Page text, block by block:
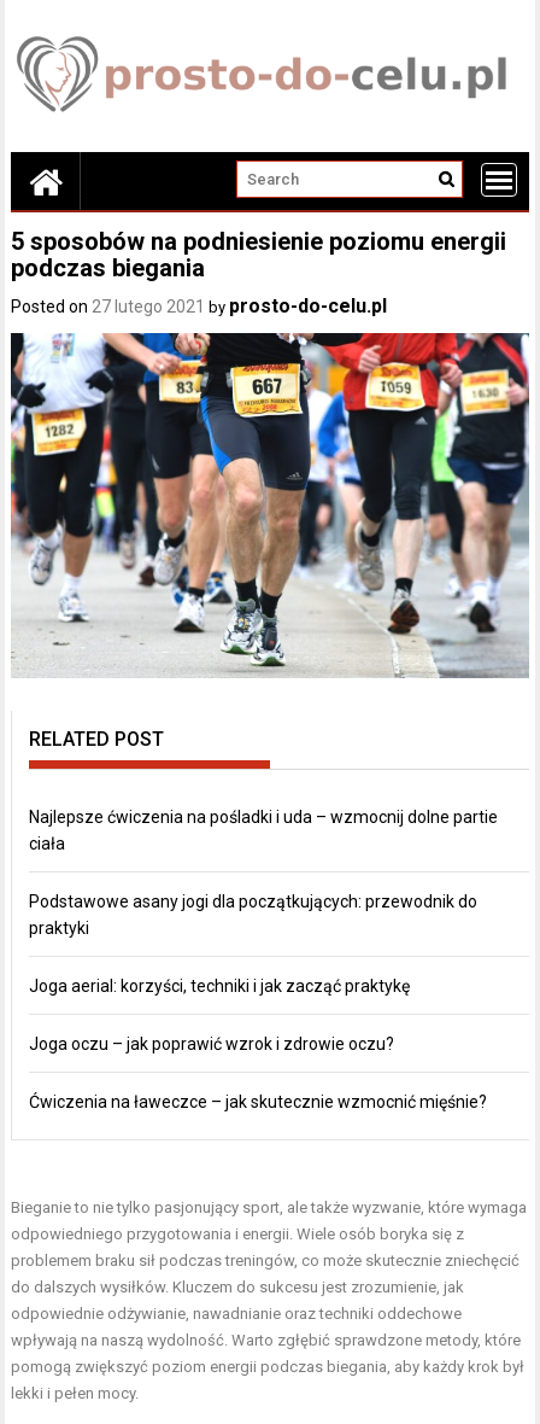
content
5 sposobów na podniesienie poziomu energii
podczas biegania
Posted on27 lutego 2021 by prosto-do-celu.pl
RELATED POST
Najlepsze ćwiczenia na pośladki i uda – wzmocnij dolne partie
ciała
Podstawowe asany jogi dla początkujących: przewodnik do
praktyki
Joga aerial: korzyści, techniki i jak zacząć praktykę
Joga oczu – jak poprawić wzrok i zdrowie oczu?
Ćwiczenia na ławeczce – jak skutecznie wzmocnić mięśnie?
Bieganie to nie tylko pasjonujący sport, ale także wyzwanie, które wymaga
odpowiedniego przygotowania i energii. Wiele osób boryka się z
problemem braku sił podczas treningów, co może skutecznie zniechęcić
do dalszych wysiłków. Kluczem do sukcesu jest zrozumienie, jak
odpowiednie odżywianie, nawadnianie oraz techniki oddechowe
wpływają na naszą wydolność. Warto zgłębić sprawdzone metody, które
pomogą zwiększyć poziom energii podczas biegania, aby każdy krok był
lekki i pełen mocy.